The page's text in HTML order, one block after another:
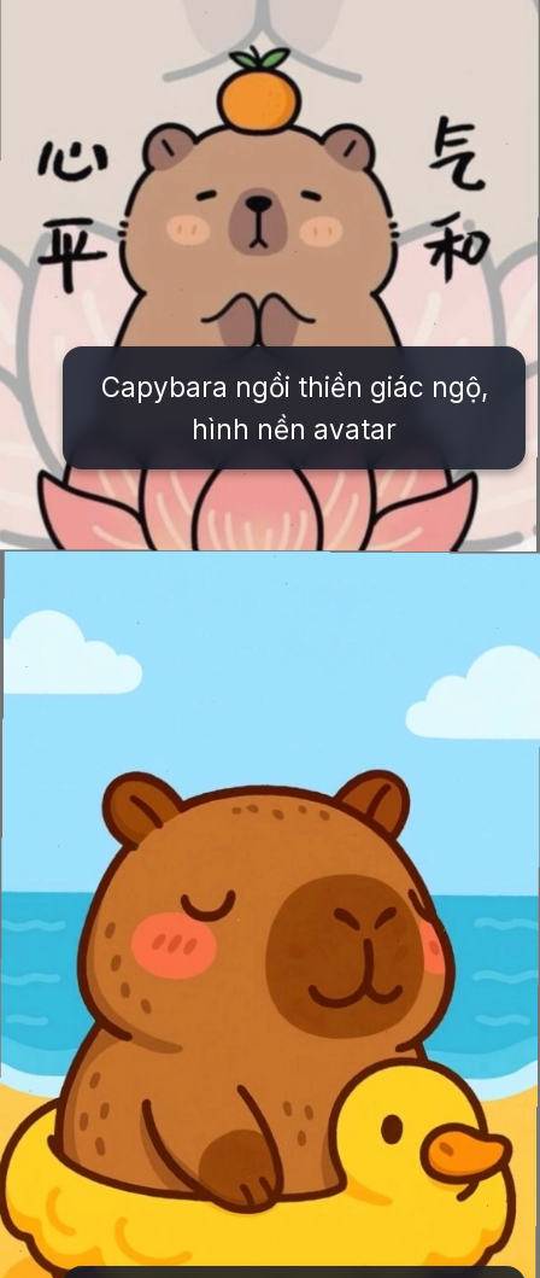
Capybara ngồi thiền giác ngộ,
hình nền avatar
https://issiloo.edu.vn/hinh-nen-avatar-cute